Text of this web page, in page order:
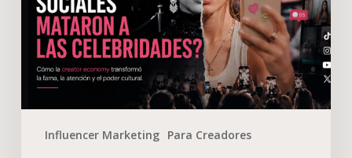
Influencer Marketing Para Creadores